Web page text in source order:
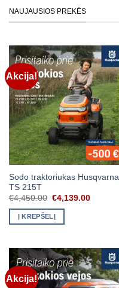
NAUJAUSIOS PREKĖS
Akcija!
Sodo traktoriukas Husqvarna
TS 215T
€4,450.00 Original
was:
€4,450.00.
€4,139.00Current
Į KREPŠELĮ
Akcija!